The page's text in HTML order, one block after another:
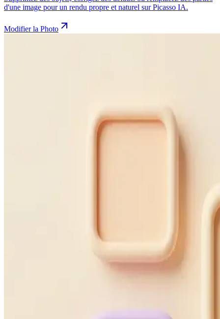
d'une image pour un rendu propre et naturel sur Picasso IA.
Modifier la Photo